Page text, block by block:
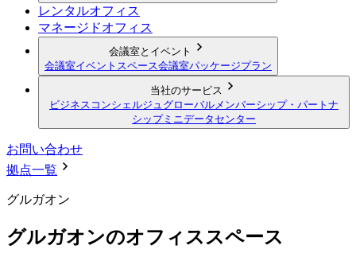
レンタルオフィス
マネージドオフィス
会議室とイベント
会議室イベントスペース会議室パッケージプラン
当社のサービス
ビジネスコンシェルジュ グローバルメンバーシップ・パートナ
シップミニデータセンター
お問い合わせ
拠点一覧
グルガオン
グルガオンのオフィススペース